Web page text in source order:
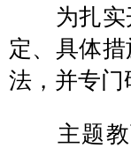
为扎实开
定、具体
法，并专门
主题教